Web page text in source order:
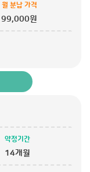
월 분납 가격
99,000원
약정기간
14개월